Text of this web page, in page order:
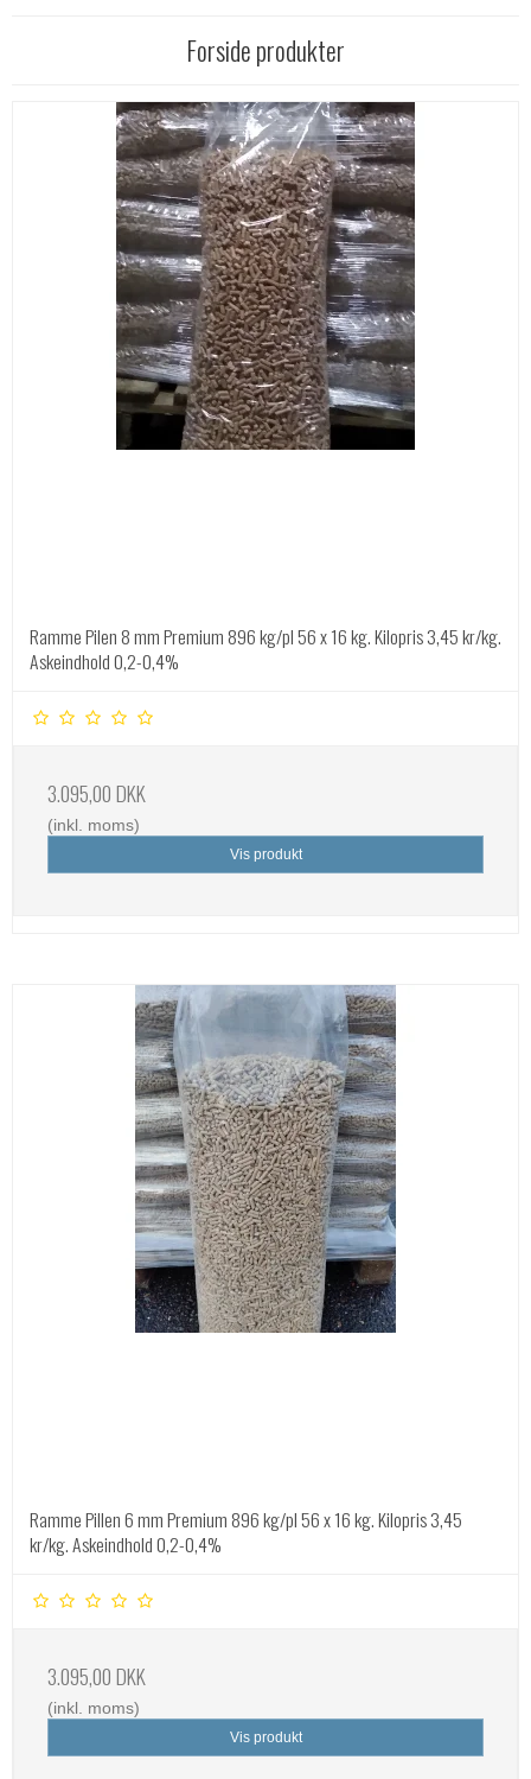
Forside produkter
Ramme Pilen 8 mm Premium 896 kg/pl 56 x 16 kg. Kilopris 3,45 kr/kg.
Askeindhold 0,2-0,4%
3.095,00 DKK
(inkl. moms)
Vis produkt
Ramme Pillen 6 mm Premium 896 kg/pl 56 x 16 kg. Kilopris 3,45
kr/kg. Askeindhold 0,2-0,4%
3.095,00 DKK
(inkl. moms)
Vis produkt